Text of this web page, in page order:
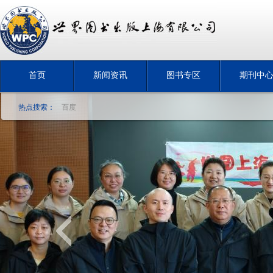
首页 新闻资讯 图书专区 期刊中心
热点搜索： 百度